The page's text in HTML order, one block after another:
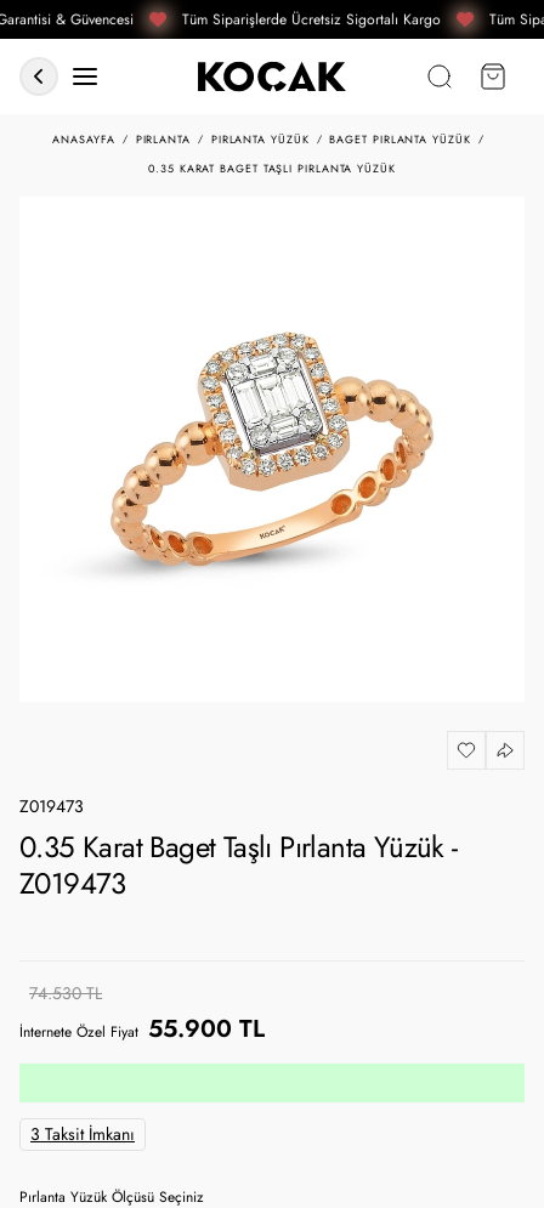
& Güvencesi Tüm Siparişlerde Ücretsiz Sigortalı Kargo Tüm
ANASAYFA PIRLANTA PIRLANTA YÜZÜK
BAGET PIRLANTA YÜZÜK
0.35 KARAT BAGET TAŞLI PIRLANTA YÜZÜK
Z019473
0.35 Karat Baget Taşlı Pırlanta Yüzük -
Z019473
74.530 TL
İnternete Özel Fiyat 55.900 TL
3 Taksit İmkanı
Pırlanta Yüzük Ölçüsü Seçiniz